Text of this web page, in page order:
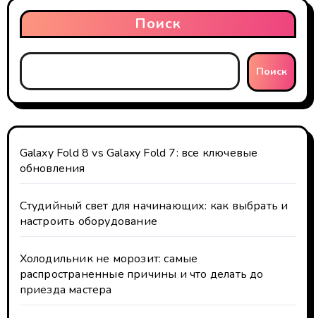
Поиск
Поиск
Galaxy Fold 8 vs Galaxy Fold 7: все ключевые
обновления
Студийный свет для начинающих: как выбрать и
настроить оборудование
Холодильник не морозит: самые
распространенные причины и что делать до
приезда мастера